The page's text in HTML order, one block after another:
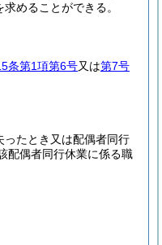
めることができる。
条第1項第6号又は第7号
たとき又は配偶者同行
配偶者同行休業に係る職